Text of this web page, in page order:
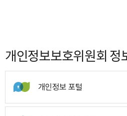
개인정보보호위원회 정
개인정보 포털